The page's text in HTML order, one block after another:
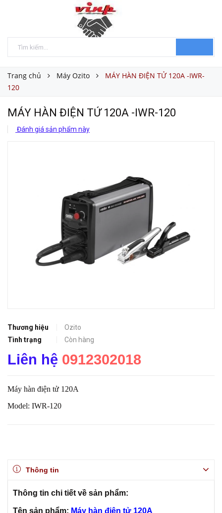
Trang chủ Máy Ozito
MÁY HÀN ĐIỆN TỬ 120A -IWR-
120
MÁY HÀN ĐIỆN TỬ 120A -IWR-120
Đánh giá sản phẩm này
Thương hiệu
Ozito
Tình trạng
Còn hàng
Liên hệ 0912302018
Máy hàn điện tử 120A
Model: IWR-120
Thông tin
Thông tin chi tiết về sản phẩm:
Tên sản phẩm: Máy hàn điện tử 120A